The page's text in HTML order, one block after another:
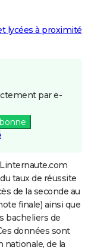
lycées à proximité
par e-
taux de réussite
de la seconde au
finale) ainsi que
bacheliers de
données sont
nationale, de la